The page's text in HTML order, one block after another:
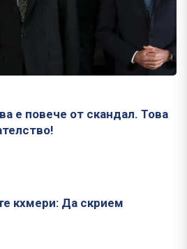
е повече от скандал. Това
кхмери: Да скрием